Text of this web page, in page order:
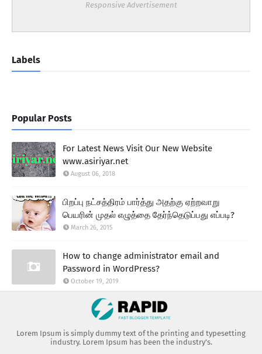
Responsive Advertisement
Labels
Popular Posts
For Latest News Visit Our New Website
www.asiriyar.net
August 06, 2018
பிறப்பு நட்சத்திரம் பார்த்து அதற்கு ஏற்றவாறு
பெயரின் முதல் எழுத்தை தேர்ந்தெடுப்பது எப்படி?
March 26, 2015
How to change administrator email and
Password in WordPress?
October 19, 2019
Lorem Ipsum is simply dummy text of the printing and typesetting
industry. Lorem Ipsum has been the industry's.